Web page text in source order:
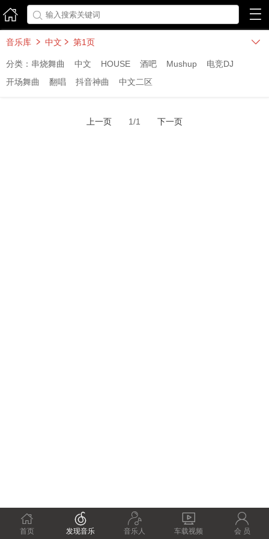
 

音乐库  中文  第1页 
分类： 串烧舞曲 中文 HOUSE 酒吧 Mushup
电竞DJ
开场舞曲
翻唱 抖音神曲 中文二区
上一页 1/1 下一页

首页

发现音乐

音乐人

车载视频

会 员